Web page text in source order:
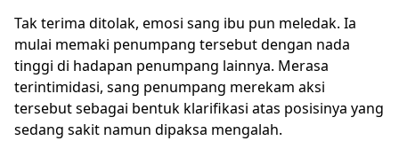
Tak terima ditolak, emosi sang ibu pun meledak. Ia
mulai memaki penumpang tersebut dengan nada
tinggi di hadapan penumpang lainnya. Merasa
terintimidasi, sang penumpang merekam aksi
tersebut sebagai bentuk klarifikasi atas posisinya yang
sedang sakit namun dipaksa mengalah.